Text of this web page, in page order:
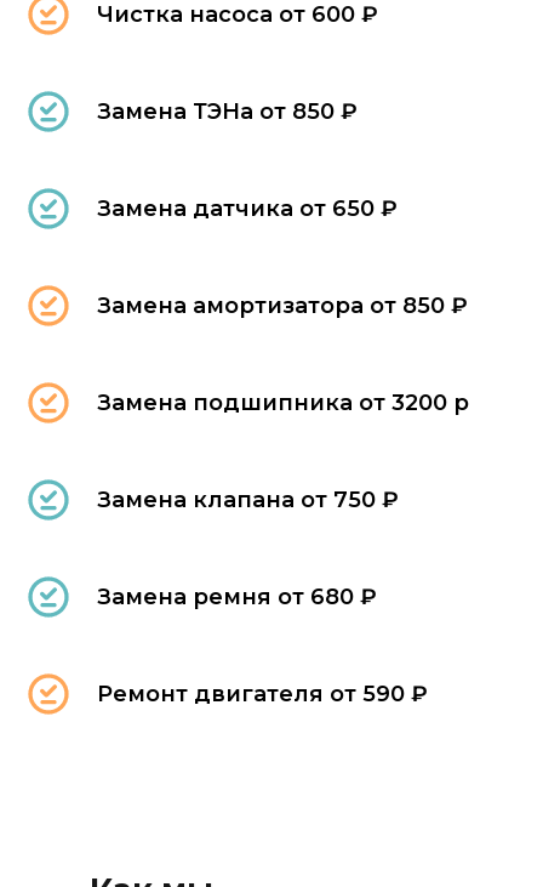
Чистка насоса от 600 ₽
Замена ТЭНа от 850 ₽
Замена датчика от 650 ₽
Замена амортизатора от 850 ₽
Замена подшипника от 3200 р
Замена клапана от 750 ₽
Замена ремня от 680 ₽
Ремонт двигателя от 590 ₽